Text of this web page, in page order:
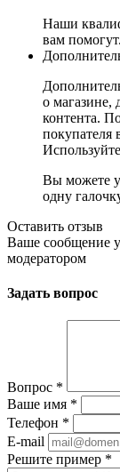
Наши
вам помогут.
о магазине,
контента.
покупателя
Вы можете
одну
Оставить отзыв
Ваше сообщение
модератором
Задать вопрос
Вопрос *
Ваше имя *
Телефон *
E-mail
Решите пример *